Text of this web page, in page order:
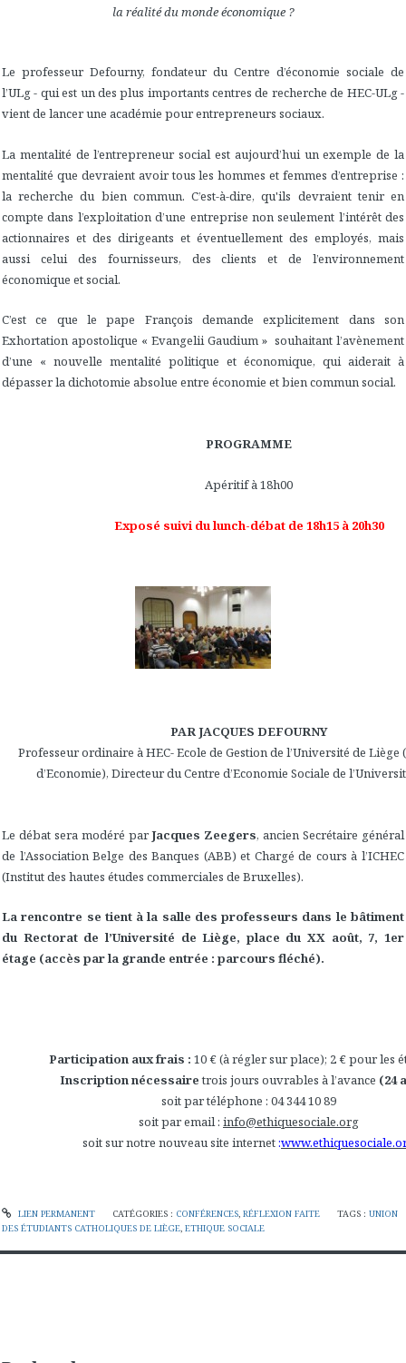
la réalité du monde économique ?
Le professeur Defourny, fondateur du Centre d’économie sociale de
l’ULg - qui est un des plus importants centres de recherche de HEC-ULg -
vient de lancer une académie pour entrepreneurs sociaux.
La mentalité de l’entrepreneur social est aujourd’hui un exemple de la
mentalité que devraient avoir tous les hommes et femmes d’entreprise :
la recherche du bien commun. C’est-à-dire, qu'ils devraient tenir en
compte dans l’exploitation d’une entreprise non seulement l’intérêt des
actionnaires et des dirigeants et éventuellement des employés, mais
aussi celui des fournisseurs, des clients et de l’environnement
économique et social.
C’est ce que le pape François demande explicitement dans son
Exhortation apostolique « Evangelii Gaudium » souhaitant l’avènement
d’une « nouvelle mentalité politique et économique, qui aiderait à
dépasser la dichotomie absolue entre économie et bien commun social.
PROGRAMME
Apéritif à 18h00
Exposé suivi du lunch-débat de 18h15 à 20h30
PAR JACQUES DEFOURNY
Professeur ordinaire à HEC- Ecole de Gestion de l’Université de Liège
d’Economie), Directeur du Centre d’Economie Sociale de
Le débat sera modéré parJacques Zeegers, ancien Secrétaire général
de l’Association Belge des Banques (ABB) et Chargé de cours à l’ICHEC
(Institut des hautes études commerciales de Bruxelles).
La rencontre se tient à la salle des professeurs dans le bâtiment
du Rectorat de l’Université de Liège, place du XX août, 7, 1er
étage (accès par la grande entrée : parcours fléché).
Participation aux frais : 10 € (à régler sur place); 2 € pour les
Inscription nécessairetrois jours ouvrables à l’avance (24
soit par téléphone : 04 344 10 89
soit par email : info@ethiquesociale.org
soit sur notre nouveau site internet:
LIEN PERMANENT CATÉGORIES : CONFÉRENCES, RÉFLEXION FAITE TAGS :UNION
DES ÉTUDIANTS CATHOLIQUES DE LIÈGE, ETHIQUE SOCIALE